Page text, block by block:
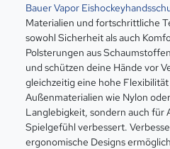
Bauer Vapor
Materialien und fortschrittliche
sowohl Sicherheit als auch
Polsterungen aus
und schützen deine Hände vor
gleichzeitig eine hohe
Außenmaterialien wie Nylon
Langlebigkeit, sondern auch für
Spielgefühl verbessert.
ergonomische Designs